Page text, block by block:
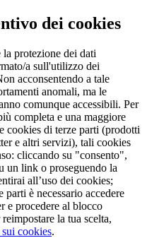
dei cookies
protezione dei dati
a sull'utilizzo dei
acconsentendo a tale
anomali, ma le
comunque accessibili. Per
completa e una maggiore
cookies di terze parti (prodotti
e altri servizi), tali cookies
cliccando su "consento",
un link o proseguendo la
all’uso dei cookies;
è necessario accedere
e procedere al blocco
la tua scelta,
cookies.